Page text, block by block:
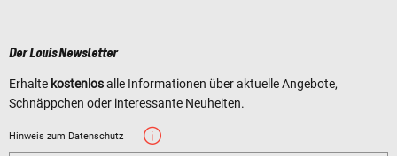
Der Louis Newsletter
Erhalte kostenlosalle Informationen über aktuelle Angebote,
Schnäppchen oder interessante Neuheiten.
Hinweis zum Datenschutz